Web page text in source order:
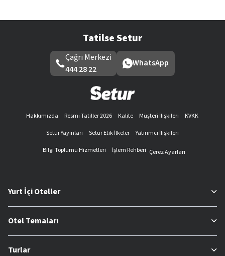
Tatilse Setur
Çağrı Merkezi
444 28 22
WhatsApp
Hakkımızda Resmi Tatiller 2026 Kalite Müşteri İlişkileri
KVKK
Setur Yayınları
Setur Etik İlkeler
Yatırımcı İlişkileri
Bilgi Toplumu Hizmetleri
İşlem Rehberi Çerez Ayarları
Yurt İçi Oteller
Otel Temaları
Turlar